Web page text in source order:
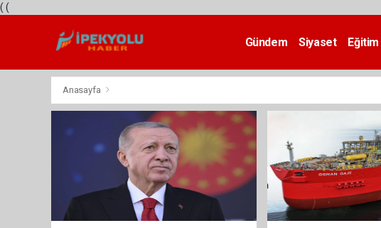
( (
Gündem Siyaset Eğitim
Anasayfa